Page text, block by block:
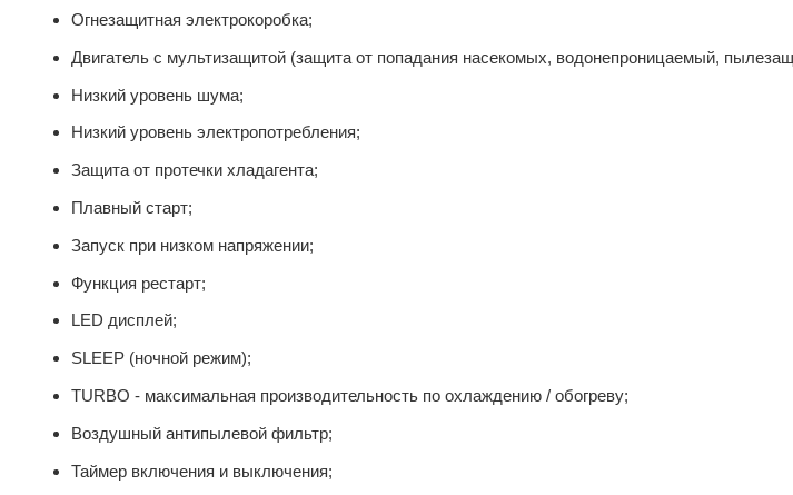
Огнезащитная электрокоробка;
Двигатель с мультизащитой (защита от попадания насекомых, водонепроницаемый,
Низкий уровень шума;
Низкий уровень электропотребления;
Защита от протечки хладагента;
Плавный старт;
Запуск при низком напряжении;
Функция рестарт;
LED дисплей;
SLEEP (ночной режим);
TURBO - максимальная производительность по охлаждению / обогреву;
Воздушный антипылевой фильтр;
Таймер включения и выключения;